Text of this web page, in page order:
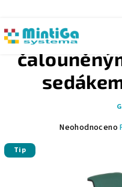
obsah
LEVEL
Průměrné
Neohodnoceno
Tip